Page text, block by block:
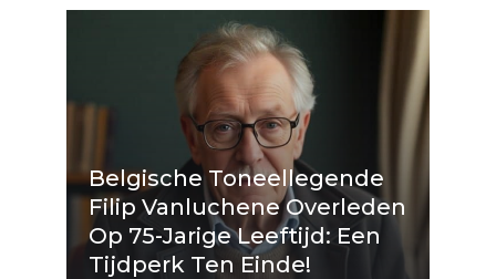
Belgische Toneellegende
Filip Vanluchene Overleden
Op 75-Jarige Leeftijd: Een
Tijdperk Ten Einde!